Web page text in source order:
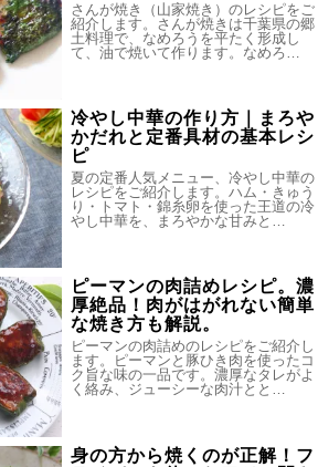
さんが焼き（山家焼き）のレシピをご
紹介します。さんが焼きは千葉県の郷
土料理で、なめろうを平たく形成し
て、油で焼いて作ります。なめろ…
冷やし中華の作り方｜まろや
かだれと定番具材の基本レシ
ピ
夏の定番人気メニュー、冷やし中華の
レシピをご紹介します。ハム・きゅう
り・トマト・錦糸卵を使った王道の冷
やし中華を、まろやかな甘みと…
ピーマンの肉詰めレシピ。濃
厚絶品！肉がはがれない簡単
な焼き方も解説。
ピーマンの肉詰めのレシピをご紹介し
ます。ピーマンと豚ひき肉を使ったコ
ク旨な味の一品です。濃厚なタレがよ
く絡み、ジューシーな肉汁とと…
身の方から焼くのが正解！フ